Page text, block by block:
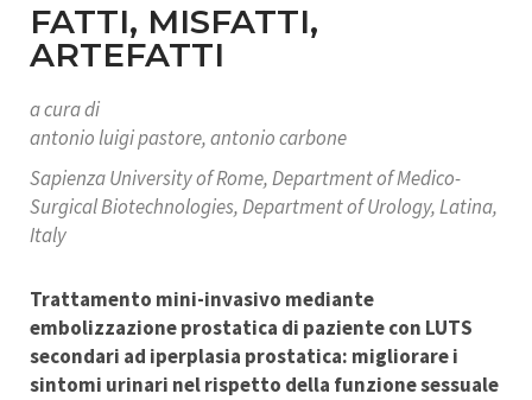
FATTI, MISFATTI,
ARTEFATTI
a cura di
antonio luigi pastore, antonio carbone
Sapienza University of Rome, Department of Medico-
Surgical Biotechnologies, Department of Urology, Latina,
Italy
Trattamento mini-invasivo mediante
embolizzazione prostatica di paziente con LUTS
secondari ad iperplasia prostatica: migliorare i
sintomi urinari nel rispetto della funzione sessuale